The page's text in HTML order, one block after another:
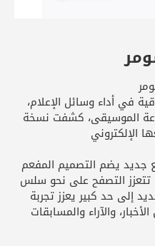
في أداء وسائل الإعلام،
الموسيقى، كشفت نسخة
الإلكتروني
يضم التصميم المفعم
تتعزز التصفح على نحو سلس
إلى حد كبير يعزز تجربة
والآراء والمسابقات